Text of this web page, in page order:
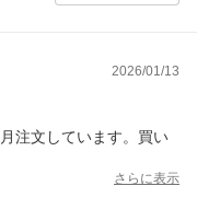
2026/01/13
注文しています。買い
さらに表示